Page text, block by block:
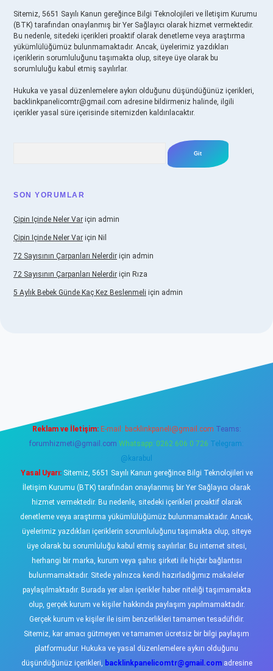
Sitemiz, 5651 Sayılı Kanun gereğince Bilgi Teknolojileri ve İletişim Kurumu
(BTK) tarafından onaylanmış bir Yer Sağlayıcı olarak hizmet vermektedir.
Bu nedenle, sitedeki içerikleri proaktif olarak denetleme veya araştırma
yükümlülüğümüz bulunmamaktadır. Ancak, üyelerimiz yazdıkları
içeriklerin sorumluluğunu taşımakta olup, siteye üye olarak bu
sorumluluğu kabul etmiş sayılırlar.
Hukuka ve yasal düzenlemelere aykırı olduğunu düşündüğünüz içerikleri,
backlinkpanelicomtr@gmail.com adresine bildirmeniz halinde, ilgili
içerikler yasal süre içerisinde sitemizden kaldırılacaktır.
SON YORUMLAR
Çipin Içinde Neler Var için admin
Çipin Içinde Neler Var için Nil
72 Sayısının Çarpanları Nelerdir için admin
72 Sayısının Çarpanları Nelerdir için Rıza
5 Aylık Bebek Günde Kaç Kez Beslenmeli için admin
Reklam ve İletişim: E-mail: backlinkpaneli@gmail.com Teams:
forumhizmeti@gmail.com Whatsapp: 0262 606 0 726 Telegram:
@karabul
Yasal Uyarı:Sitemiz, 5651 Sayılı Kanun gereğince Bilgi Teknolojileri ve
İletişim Kurumu (BTK) tarafından onaylanmış bir Yer Sağlayıcı olarak
hizmet vermektedir. Bu nedenle, sitedeki içerikleri proaktif olarak
denetleme veya araştırma yükümlülüğümüz bulunmamaktadır. Ancak,
üyelerimiz yazdıkları içeriklerin sorumluluğunu taşımakta olup, siteye
üye olarak bu sorumluluğu kabul etmiş sayılırlar. Bu internet sitesi,
herhangi bir marka, kurum veya şahıs şirketi ile hiçbir bağlantısı
bulunmamaktadır. Sitede yalnızca kendi hazırladığımız makaleler
paylaşılmaktadır. Burada yer alan içerikler haber niteliği taşımamakta
olup, gerçek kurum ve kişiler hakkında paylaşım yapılmamaktadır.
Gerçek kurum ve kişiler ile isim benzerlikleri tamamen tesadüfidir.
Sitemiz, kar amacı gütmeyen ve tamamen ücretsiz bir bilgi paylaşım
platformudur. Hukuka ve yasal düzenlemelere aykırı olduğunu
düşündüğünüz içerikleri, backlinkpanelicomtr@gmail.comadresine